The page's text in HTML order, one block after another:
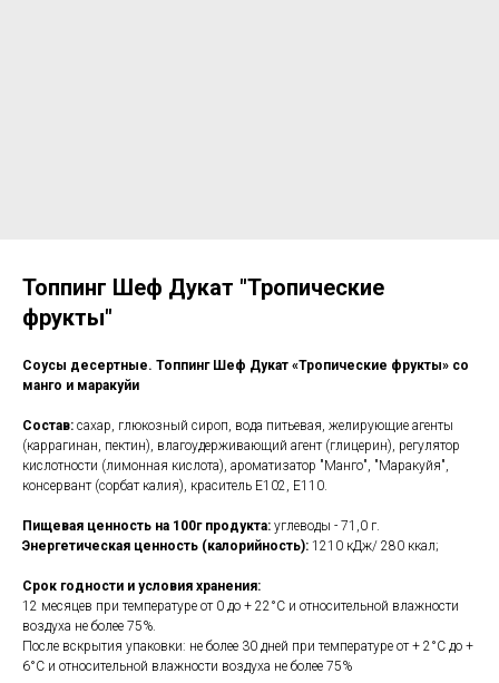
Топпинг Шеф Дукат "Тропические
фрукты"
Соусы десертные. Топпинг Шеф Дукат «Тропические фрукты» со
манго и маракуйи
Состав: сахар, глюкозный сироп, вода питьевая, желирующие агенты
(каррагинан, пектин), влагоудерживающий агент (глицерин), регулятор
кислотности (лимонная кислота), ароматизатор "Манго", "Маракуйя",
консервант (сорбат калия), краситель Е102, Е110.
Пищевая ценность на 100г продукта: углеводы - 71,0 г.
Энергетическая ценность (калорийность): 1210 кДж/ 280 ккал;
Срок годности и условия хранения:
12 месяцев при температуре от 0 до + 22°С и относительной влажности
воздуха не более 75%.
После вскрытия упаковки: не более 30 дней при температуре от + 2°С до +
6°С и относительной влажности воздуха не более 75%